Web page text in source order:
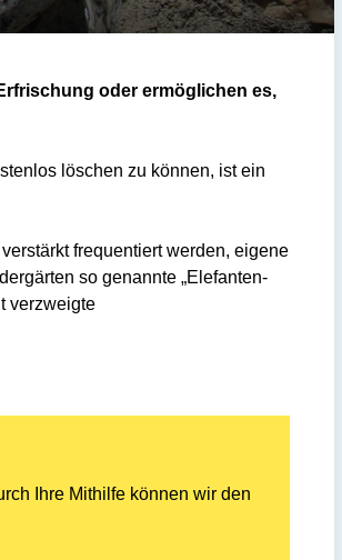
oder ermöglichen es,
löschen zu können, ist ein
frequentiert werden, eigene
so genannte „Elefanten-
verzweigte
Ihre Mithilfe können wir den